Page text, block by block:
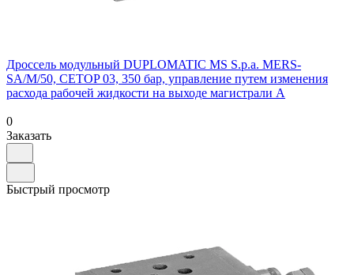
Дроссель модульный DUPLOMATIC MS S.p.a. MERS-
SA/M/50, CETOP 03, 350 бар, управление путем изменения
расхода рабочей жидкости на выходе магистрали A
0
Заказать
Быстрый просмотр